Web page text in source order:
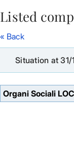
Skip to Main
Listed
« Back
Situation at 31/
Organi Sociali